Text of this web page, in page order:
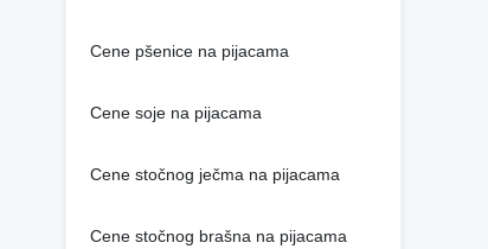
Cene pšenice na pijacama
Cene soje na pijacama
Cene stočnog ječma na pijacama
Cene stočnog brašna na pijacama